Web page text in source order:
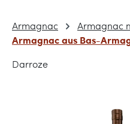
Armagnac Armagnac
Armagnac aus Bas-
Darroze
Bildergalerie überspringen